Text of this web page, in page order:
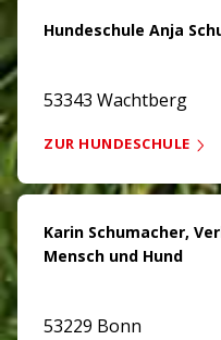
Hundeschule Anja
53343 Wachtberg
ZUR HUNDESCHULE
Karin Schumacher,
Mensch und Hund
53229 Bonn